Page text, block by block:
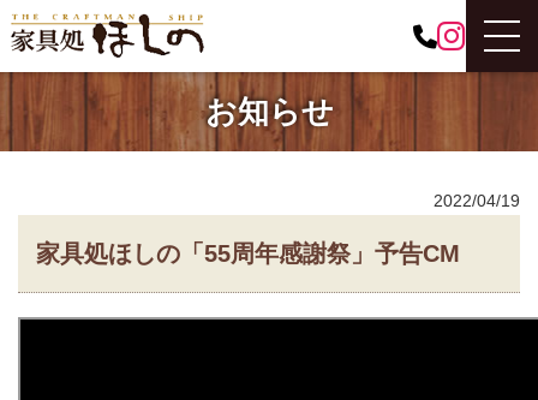
お知らせ
2022/04/19
家具処ほしの「55周年感謝祭」予告CM